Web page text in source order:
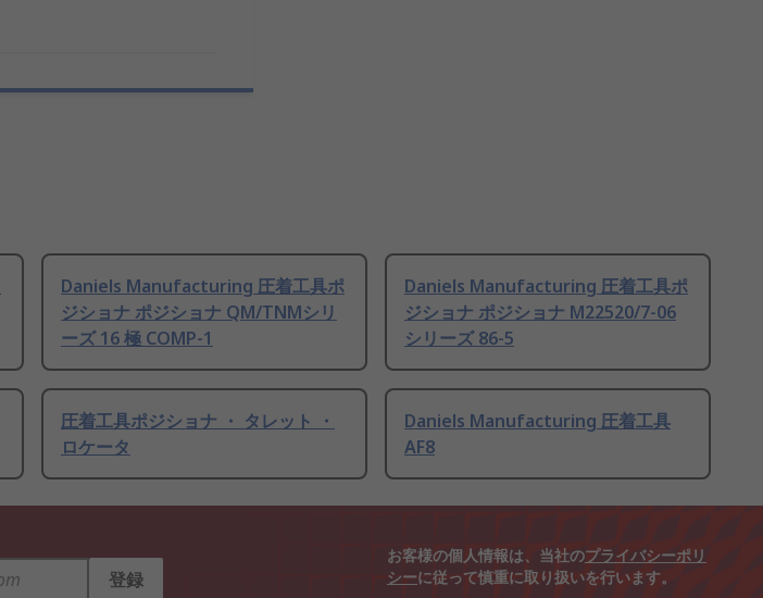
Daniels Manufacturing 圧着工具ポ
ジショナ ポジショナ QM/TNMシリ
ーズ 16 極 COMP-1
Daniels Manufacturing 圧着工具ポ
ジショナ ポジショナ M22520/7-06
シリーズ 86-5
圧着工具ポジショナ ・ タレット ・
ロケータ
Daniels Manufacturing 圧着工具
AF8
登録
お客様の個人情報は、当社のプライバシーポリ
シーに従って慎重に取り扱いを行います。